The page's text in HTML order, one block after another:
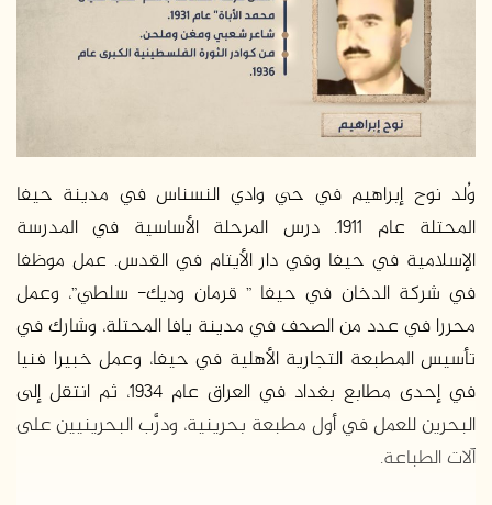
وُلد نوح إبراهيم في حي وادي النسناس في مدينة حيفا
المحتلة عام 1911. درس المرحلة الأساسية في المدرسة
الإسلامية في حيفا وفي دار الأيتام في القدس. عمل موظفا
في شركة الدخان في حيفا ” قرمان وديك- سلطي”، وعمل
محررا في عدد من الصحف في مدينة يافا المحتلة، وشارك في
تأسيس المطبعة التجارية الأهلية في حيفا، وعمل خبيرا فنيا
في إحدى مطابع بغداد في العراق عام 1934، ثم انتقل إلى
البحرين للعمل في أول مطبعة بحرينية، ودرَّب البحرينيين على
آلات الطباعة.